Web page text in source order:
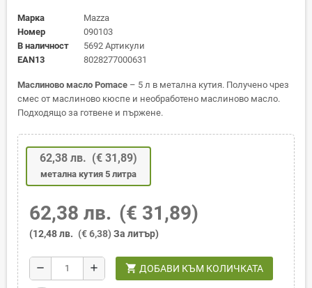
Марка
Mazza
Номер
090103
В наличност
5692 Артикули
EAN13
8028277000631
Маслиново масло Pomace – 5 л в метална кутия. Получено чрез
смес от маслиново кюспе и необработено маслиново масло.
Подходящо за готвене и пържене.
62,38 лв. (€ 31,89)
метална кутия 5 литра
62,38 лв. (€ 31,89)
(12,48 лв. (€ 6,38) За литър)
remove add shopping_cart ДОБАВИ КЪМ КОЛИЧКАТА